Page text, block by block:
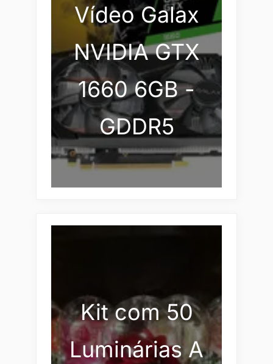
Vídeo Galax
NVIDIA GTX
1660 6GB -
GDDR5
Kit com 50
Luminárias A